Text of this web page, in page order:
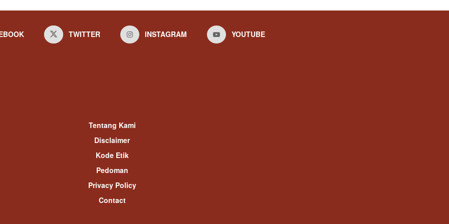
TWITTER INSTAGRAM YOUTUBE
Tentang Kami
Disclaimer
Kode Etik
Pedoman
Privacy Policy
Contact